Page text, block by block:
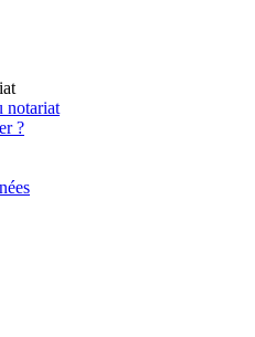
notariat
?